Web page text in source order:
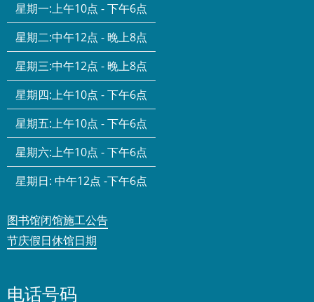
星期一:上午10点 - 下午6点
星期二:中午12点 - 晚上8点
星期三:中午12点 - 晚上8点
星期四:上午10点 - 下午6点
星期五:上午10点 - 下午6点
星期六:上午10点 - 下午6点
星期日: 中午12点 -下午6点
图书馆闭馆施工公告
节庆假日休馆日期
电话号码